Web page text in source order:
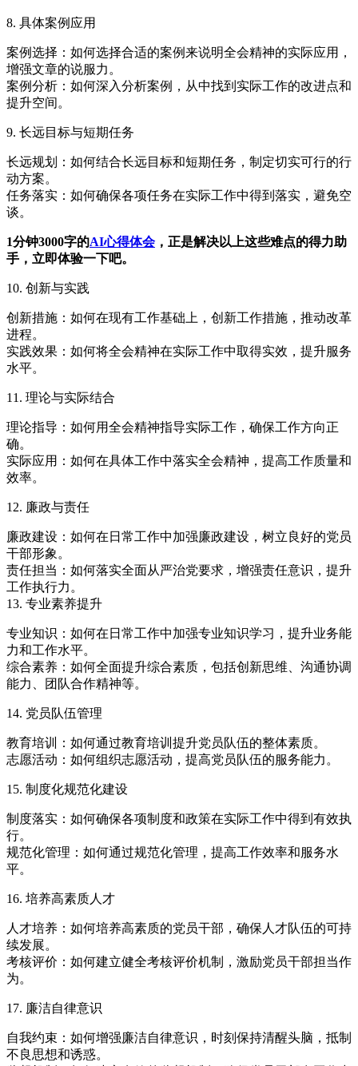
8. 具体案例应用
案例选择：如何选择合适的案例来说明全会精神的实际应用，
增强文章的说服力。
案例分析：如何深入分析案例，从中找到实际工作的改进点和
提升空间。
9. 长远目标与短期任务
长远规划：如何结合长远目标和短期任务，制定切实可行的行
动方案。
任务落实：如何确保各项任务在实际工作中得到落实，避免空
谈。
1分钟3000字的AI心得体会，正是解决以上这些难点的得力助
手，立即体验一下吧。
10. 创新与实践
创新措施：如何在现有工作基础上，创新工作措施，推动改革
进程。
实践效果：如何将全会精神在实际工作中取得实效，提升服务
水平。
11. 理论与实际结合
理论指导：如何用全会精神指导实际工作，确保工作方向正
确。
实际应用：如何在具体工作中落实全会精神，提高工作质量和
效率。
12. 廉政与责任
廉政建设：如何在日常工作中加强廉政建设，树立良好的党员
干部形象。
责任担当：如何落实全面从严治党要求，增强责任意识，提升
工作执行力。
13. 专业素养提升
专业知识：如何在日常工作中加强专业知识学习，提升业务能
力和工作水平。
综合素养：如何全面提升综合素质，包括创新思维、沟通协调
能力、团队合作精神等。
14. 党员队伍管理
教育培训：如何通过教育培训提升党员队伍的整体素质。
志愿活动：如何组织志愿活动，提高党员队伍的服务能力。
15. 制度化规范化建设
制度落实：如何确保各项制度和政策在实际工作中得到有效执
行。
规范化管理：如何通过规范化管理，提高工作效率和服务水
平。
16. 培养高素质人才
人才培养：如何培养高素质的党员干部，确保人才队伍的可持
续发展。
考核评价：如何建立健全考核评价机制，激励党员干部担当作
为。
17. 廉洁自律意识
自我约束：如何增强廉洁自律意识，时刻保持清醒头脑，抵制
不良思想和诱惑。